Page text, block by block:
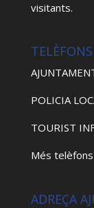
visitants.
TELÈFONS
POLICIA
TOURIST
Més telèfons
ADREÇA